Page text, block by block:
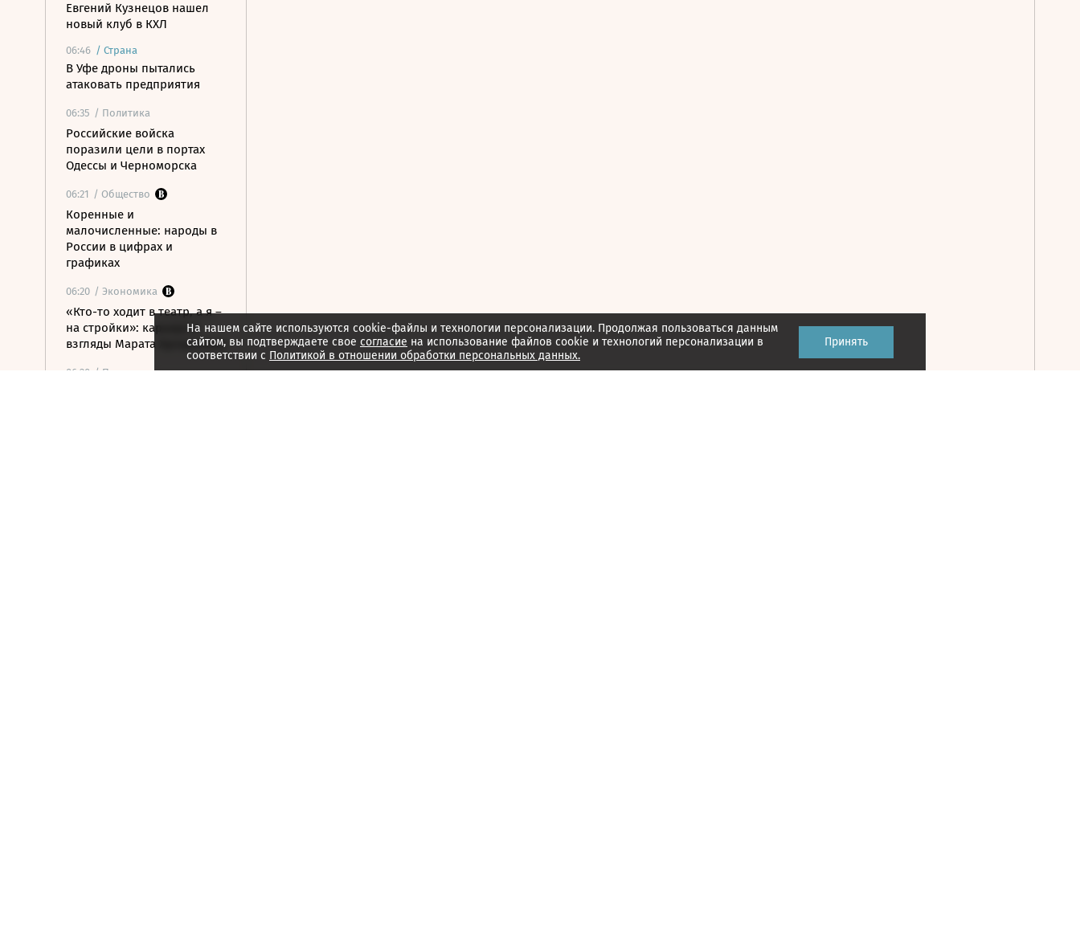
Евгений Кузнецов нашел
новый клуб в КХЛ
06:46 / Страна
В Уфе дроны пытались
атаковать предприятия
06:35 / Политика
Российские войска
поразили цели в портах
Одессы и Черноморска
06:21 / Общество
Коренные и
малочисленные: народы в
России в цифрах и
графиках
06:20 / Экономика
«Кто-то ходит в театр, а я –
на стройки»: карьера и
взгляды Марата Хуснуллина
06:20 / Политика
На нашем сайте используются cookie-файлы и технологии персонализации. Продолжая пользоваться данным
сайтом, вы подтверждаете свое согласие на использование файлов cookie и технологий персонализации в
соответствии с Политикой в отношении обработки персональных данных.
Принять